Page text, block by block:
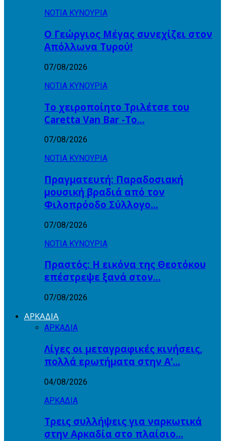
ΝΟΤΙΑ ΚΥΝΟΥΡΙΑ
Ο Γεώργιος Μέγας συνεχίζει στον
Απόλλωνα Τυρού!
07/08/2026
ΝΟΤΙΑ ΚΥΝΟΥΡΙΑ
Το χειροποίητο Τριλέτσε του
Caretta Van Bar -Το…
07/08/2026
ΝΟΤΙΑ ΚΥΝΟΥΡΙΑ
Πραγματευτή: Παραδοσιακή
μουσική βραδιά από τον
Φιλοπρόοδο Σύλλογο…
07/08/2026
ΝΟΤΙΑ ΚΥΝΟΥΡΙΑ
Πραστός: Η εικόνα της Θεοτόκου
επέστρεψε ξανά στον…
07/08/2026
ΑΡΚΑΔΙΑ
ΑΡΚΑΔΙΑ
Λίγες οι μεταγραφικές κινήσεις,
πολλά ερωτήματα στην Α’…
04/08/2026
ΑΡΚΑΔΙΑ
Τρεις συλλήψεις για ναρκωτικά
στην Αρκαδία στο πλαίσιο…